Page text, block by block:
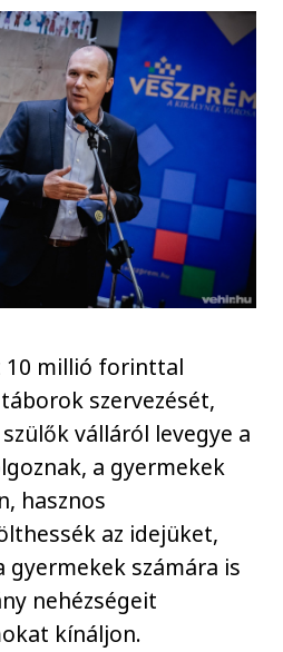
10 millió forinttal
szervezését,
válláról levegye a
a gyermekek
hasznos
az idejüket,
gyermekek számára is
nehézségeit
kínáljon.